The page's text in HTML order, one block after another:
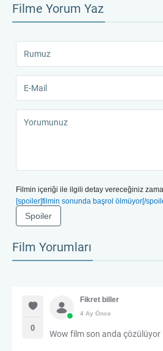
Filme Yorum Yaz
Filmin içeriği ile ilgili detay vereceğiniz
[spoiler]filmin sonunda başrol ölmüyor[/
Spoiler
Film Yorumları
0
Fikret biller
4 Ay Önce
Wow film son anda çözülüyor